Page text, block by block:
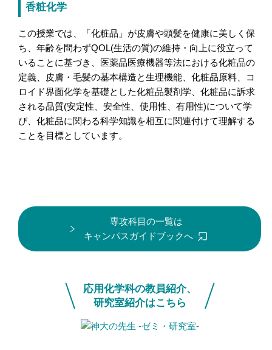
香粧化学
この授業では、「化粧品」が皮膚や頭髪を健康に美しく保
ち、年齢を問わずQOL(生活の質)の維持・向上に役立って
いることに基づき、医薬品医療機器等法における化粧品の
定義、皮膚・毛髪の基本構造と生理機能、化粧品原料、コ
ロイド界面化学を基礎とした化粧品製剤学、化粧品に訴求
される品質(安定性、安全性、使用性、有用性)について学
び、化粧品に関わる科学知識を相互に関連付けて理解する
ことを目標としています。
専攻科目の一覧は
キャンパスガイドブックへ
応用化学科の教員紹介、
研究室紹介はこちら